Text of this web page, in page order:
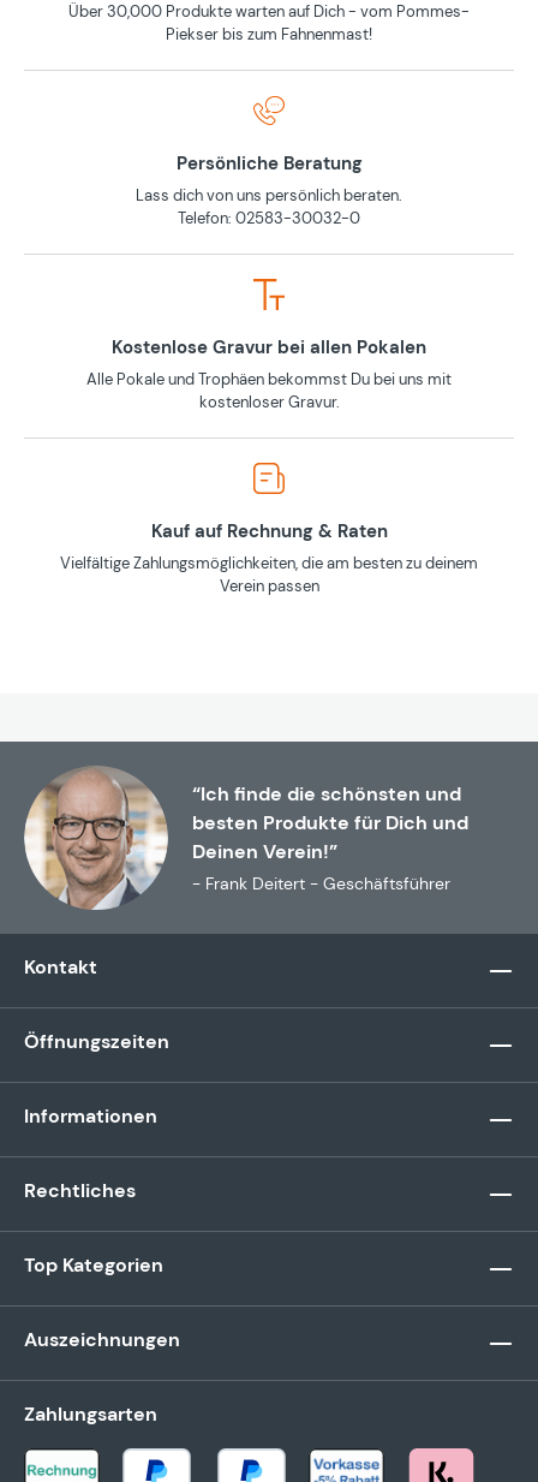
Über 30,000 Produkte warten auf Dich - vom Pommes-
Piekser bis zum Fahnenmast!
Persönliche Beratung
Lass dich von uns persönlich beraten.
Telefon: 02583-30032-0
Kostenlose Gravur bei allen Pokalen
Alle Pokale und Trophäen bekommst Du bei uns mit
kostenloser Gravur.
Kauf auf Rechnung & Raten
Vielfältige Zahlungsmöglichkeiten, die am besten zu deinem
Verein passen
“Ich finde die schönsten und
besten Produkte für Dich und
Deinen Verein!”
- Frank Deitert - Geschäftsführer
Kontakt
Öffnungszeiten
Informationen
Rechtliches
Top Kategorien
Auszeichnungen
Zahlungsarten